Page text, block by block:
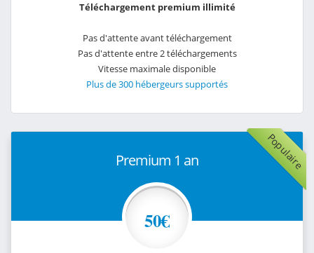
Téléchargement premium illimité
Pas d'attente avant téléchargement
Pas d'attente entre 2 téléchargements
Vitesse maximale disponible
Plus de 300 hébergeurs supportés
Populaire
Premium 1 an
50€